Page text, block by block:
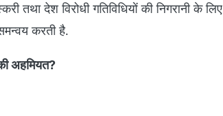
तथा देश विरोधी गतिविधियों की निगरानी के लिए
करती है.
अहमियत?